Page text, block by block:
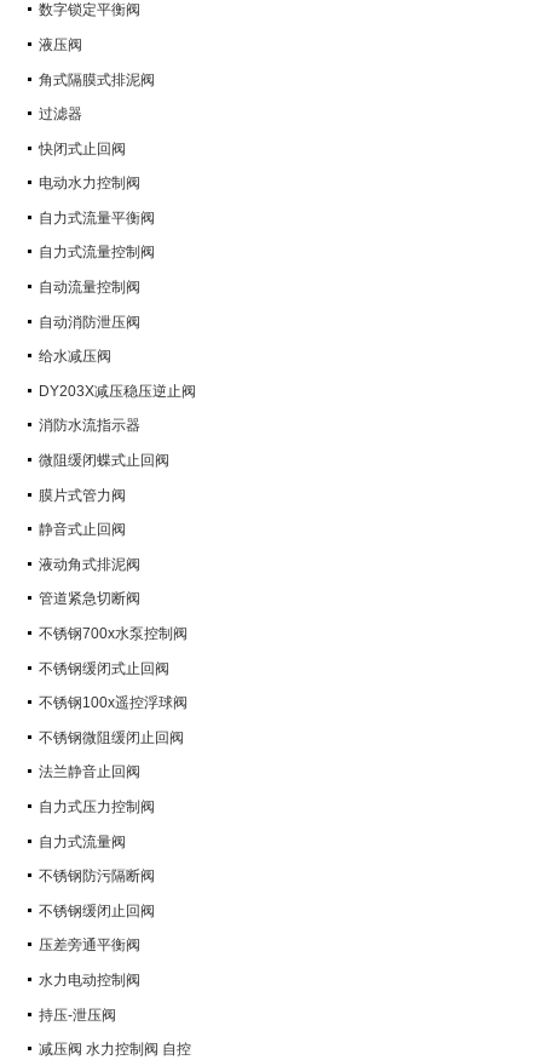
数字锁定平衡阀
液压阀
角式隔膜式排泥阀
过滤器
快闭式止回阀
电动水力控制阀
自力式流量平衡阀
自力式流量控制阀
自动流量控制阀
自动消防泄压阀
给水减压阀
DY203X减压稳压逆止阀
消防水流指示器
微阻缓闭蝶式止回阀
膜片式管力阀
静音式止回阀
液动角式排泥阀
管道紧急切断阀
不锈钢700x水泵控制阀
不锈钢缓闭式止回阀
不锈钢100x遥控浮球阀
不锈钢微阻缓闭止回阀
法兰静音止回阀
自力式压力控制阀
自力式流量阀
不锈钢防污隔断阀
不锈钢缓闭止回阀
压差旁通平衡阀
水力电动控制阀
持压-泄压阀
减压阀 水力控制阀 自控